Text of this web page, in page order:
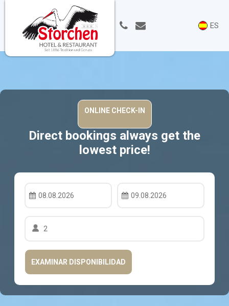
ES
Direct bookings always get the
lowest price!
08.08.2026 09.08.2026
2